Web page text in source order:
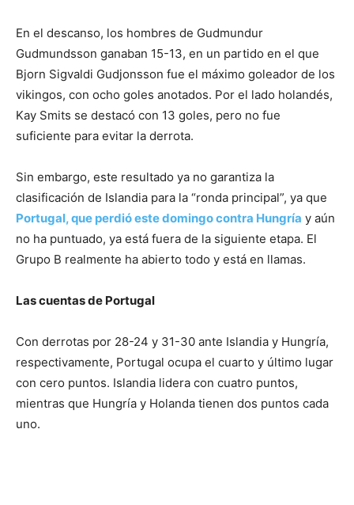
En el descanso, los hombres de Gudmundur
Gudmundsson ganaban 15-13, en un partido en el que
Bjorn Sigvaldi Gudjonsson fue el máximo goleador de los
vikingos, con ocho goles anotados. Por el lado holandés,
Kay Smits se destacó con 13 goles, pero no fue
suficiente para evitar la derrota.
Sin embargo, este resultado ya no garantiza la
clasificación de Islandia para la “ronda principal”, ya que
Portugal, que perdió este domingo contra Hungría y aún
no ha puntuado, ya está fuera de la siguiente etapa. El
Grupo B realmente ha abierto todo y está en llamas.
Las cuentas de Portugal
Con derrotas por 28-24 y 31-30 ante Islandia y Hungría,
respectivamente, Portugal ocupa el cuarto y último lugar
con cero puntos. Islandia lidera con cuatro puntos,
mientras que Hungría y Holanda tienen dos puntos cada
uno.